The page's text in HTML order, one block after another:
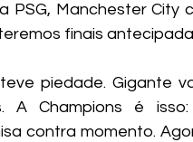
PSG, Manchester
finais
piedade. Gigante
A Champions é
contra momento.